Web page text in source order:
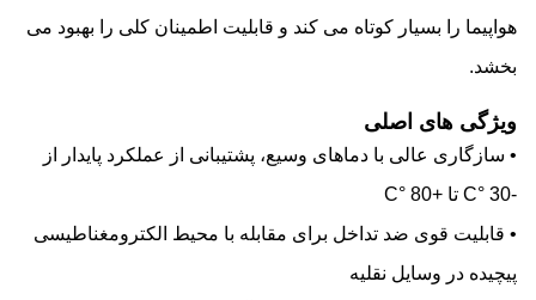
هواپیما را بسیار کوتاه می کند و قابلیت اطمینان کلی را بهبود می
بخشد.
ویژگی های اصلی
• سازگاری عالی با دماهای وسیع، پشتیبانی از عملکرد پایدار از
-30 °C تا +80 °C
• قابلیت قوی ضد تداخل برای مقابله با محیط الکترومغناطیسی
پیچیده در وسایل نقلیه